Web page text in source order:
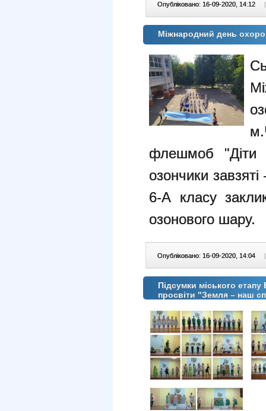
Опубліковано: 16-09-2020, 14:12 |
Міжнародний день
флешмоб
озончики
6-А класу
озонового шару.
Опубліковано: 16-09-2020, 14:04 |
Підсумки міського етапу
просвіти "Земля – наш